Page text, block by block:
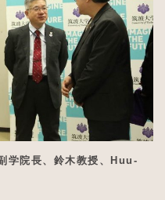
学院長、鈴木教授、Huu-